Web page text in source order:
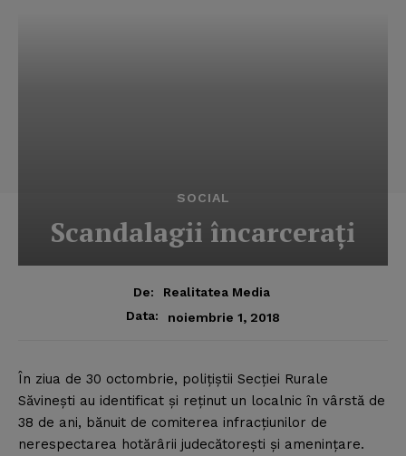
SOCIAL
Scandalagii încarceraţi
De:
Realitatea Media
Data:
noiembrie 1, 2018
În ziua de 30 octombrie, poliţiştii Secţiei Rurale
Săvineşti au identificat şi reţinut un localnic în vârstă de
38 de ani, bănuit de comiterea infracţiunilor de
nerespectarea hotărârii judecătoreşti şi ameninţare.